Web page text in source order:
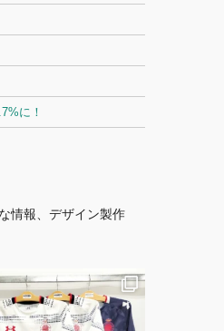
に！
情報、デザイン製作